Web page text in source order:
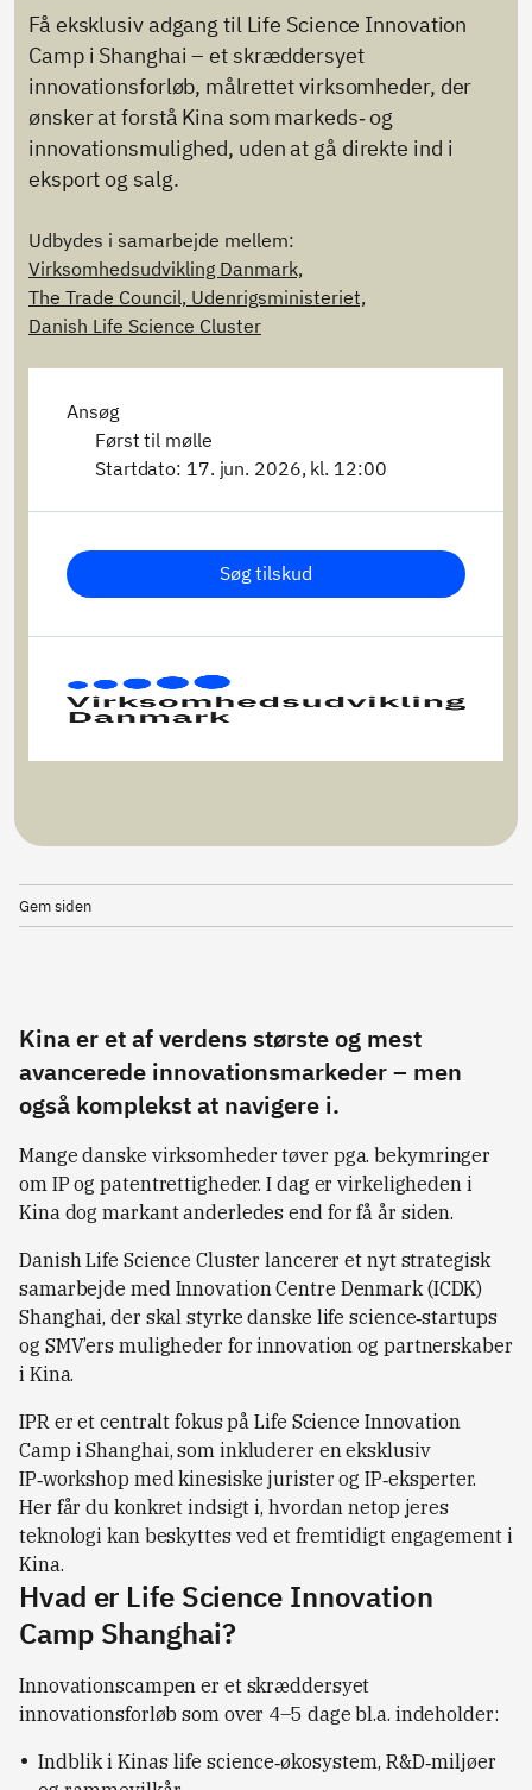
Få eksklusiv adgang til Life Science Innovation
Camp i Shanghai – et skræddersyet
innovationsforløb, målrettet virksomheder, der
ønsker at forstå Kina som markeds‑ og
innovationsmulighed, uden at gå direkte ind i
eksport og salg.
Udbydes i samarbejde mellem:
Virksomhedsudvikling Danmark,
The Trade Council, Udenrigsministeriet,
Danish Life Science Cluster
Ansøg
Først til mølle
Startdato: 17. jun. 2026, kl. 12:00
Søg tilskud
Gem siden
Kina er et af verdens største og mest
avancerede innovationsmarkeder – men
også komplekst at navigere i.
Mange danske virksomheder tøver pga. bekymringer
om IP og patentrettigheder. I dag er virkeligheden i
Kina dog markant anderledes end for få år siden.
Danish Life Science Cluster lancerer et nyt strategisk
samarbejde med Innovation Centre Denmark (ICDK)
Shanghai, der skal styrke danske life science‑startups
og SMV’ers muligheder for innovation og partnerskaber
i Kina.
IPR er et centralt fokus på Life Science Innovation
Camp i Shanghai, som inkluderer en eksklusiv
IP‑workshop med kinesiske jurister og IP‑eksperter.
Her får du konkret indsigt i, hvordan netop jeres
teknologi kan beskyttes ved et fremtidigt engagement i
Kina.
Hvad er Life Science Innovation
Camp Shanghai?
Innovationscampen er et skræddersyet
innovationsforløb som over 4–5 dage bl.a. indeholder:
Indblik i Kinas life science‑økosystem, R&D‑miljøer